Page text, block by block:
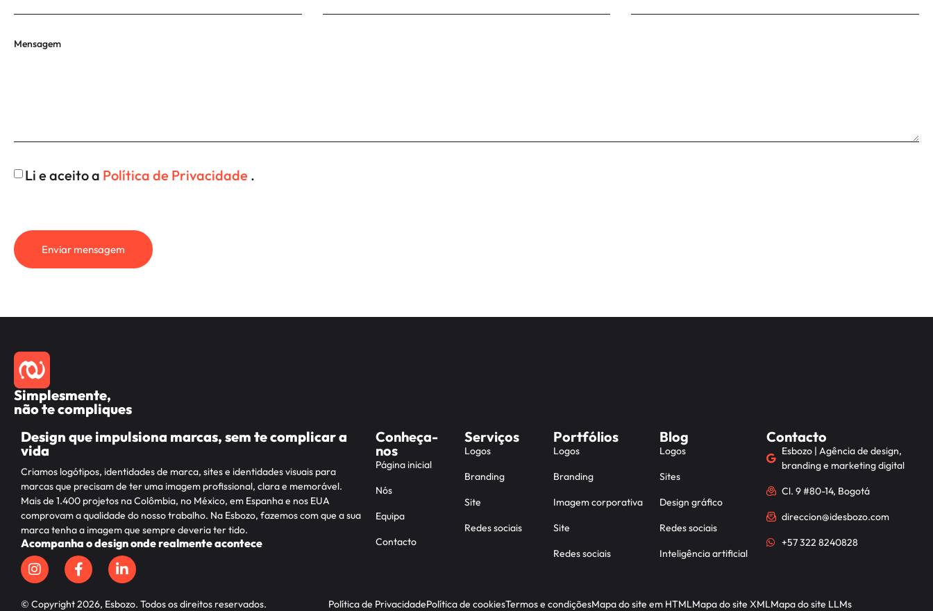
Mensagem
Li e aceito a Política de Privacidade .
Enviar mensagem
Simplesmente,
não te compliques
Design que impulsiona marcas, sem te complicar a
vida
Criamos logótipos, identidades de marca, sites e identidades visuais para
marcas que precisam de ter uma imagem profissional, clara e memorável.
Mais de 1.400 projetos na Colômbia, no México, em Espanha e nos EUA
comprovam a qualidade do nosso trabalho. Na Esbozo, fazemos com que a sua
marca tenha a imagem que sempre deveria ter tido.
Acompanha o design onde realmente acontece
Conheça-
nos
Página inicial
Nós
Equipa
Contacto
Serviços
Logos
Branding
Site
Redes sociais
Portfólios
Logos
Branding
Imagem corporativa
Site
Redes sociais
Blog
Logos
Sites
Design gráfico
Redes sociais
Inteligência artificial
Contacto
Esbozo | Agência de design,
branding e marketing digital
Cl. 9 #80-14, Bogotá
direccion@idesbozo.com
+57 322 8240828
© Copyright 2026, Esbozo. Todos os direitos reservados. Política de PrivacidadePolítica de cookiesTermos e condiçõesMapa do site em HTMLMapa do site XMLMapa do site LLMs